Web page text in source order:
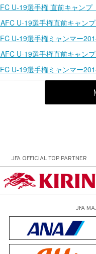
U-19選手権 直前キャン
U-19選手権直前キャンプ
U-19選手権ミャンマー
U-19選手権直前キャン
U-19選手権ミャンマー
JFA OFFICIALTOP PARTNER
JFA